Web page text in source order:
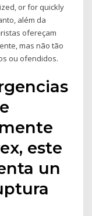
or for quickly
além da
ofereçam
mas não tão
ou ofendidos.
este
un